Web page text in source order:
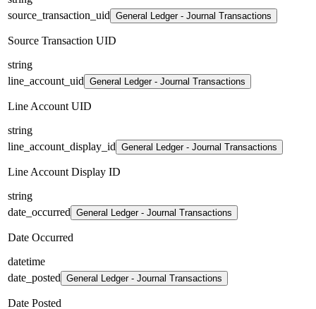
source_transaction_uid General Ledger - Journal Transactions
Source Transaction UID
string
line_account_uid General Ledger - Journal Transactions
Line Account UID
string
line_account_display_id General Ledger - Journal Transactions
Line Account Display ID
string
date_occurred General Ledger - Journal Transactions
Date Occurred
datetime
date_posted General Ledger - Journal Transactions
Date Posted